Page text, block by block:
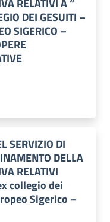
RELATIVI A “
DEI GESUITI –
SIGERICO –
SERVIZIO DI
DELLA
RELATIVI
collegio dei
Sigerico –